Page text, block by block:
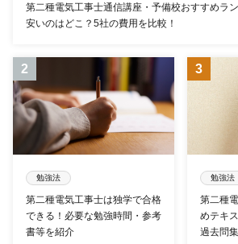
第二種電気工事士通信講座・予備校おすすめラ
安いのはどこ？5社の費用を比較！
勉強法
第二種電気工事士は独学で合格
できる！必要な勉強時間・参考
書等を紹介
勉強法
第二種
めテキ
過去問